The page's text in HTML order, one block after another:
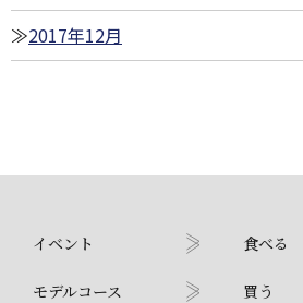
2017年12月
イベント
モデルコース
食べる
買う